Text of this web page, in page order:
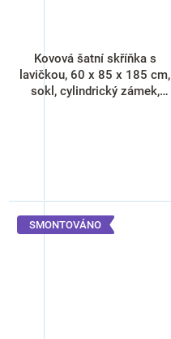
Kovová šatní skříňka s
lavičkou, 60 x 85 x 185 cm,
sokl, cylindrický zámek,
SMONTOVÁNO